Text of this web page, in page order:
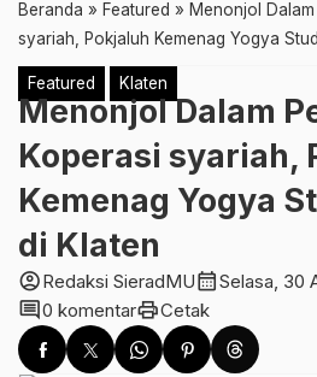
Beranda » Featured » Menonjol
syariah, Pokjaluh Kemenag Yogya
Featured Klaten
Menonjol Dalam
Koperasi syariah,
Kemenag Yogya
di Klaten
account_circleRedaksi SieradMUcalendar_monthSelasa, 30
comment0 komentarprintCetak